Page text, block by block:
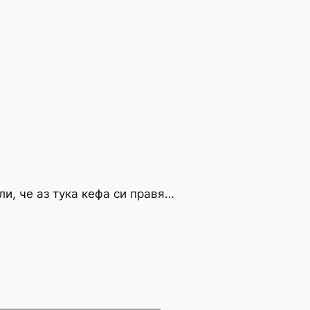
че аз тука кефа си правя…